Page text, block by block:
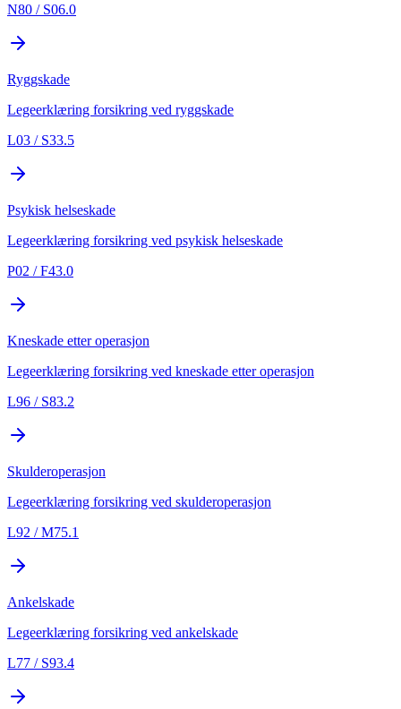
N80 / S06.0
Ryggskade
Legeerklæring forsikring ved ryggskade
L03 / S33.5
Psykisk helseskade
Legeerklæring forsikring ved psykisk helseskade
P02 / F43.0
Kneskade etter operasjon
Legeerklæring forsikring ved kneskade etter operasjon
L96 / S83.2
Skulderoperasjon
Legeerklæring forsikring ved skulderoperasjon
L92 / M75.1
Ankelskade
Legeerklæring forsikring ved ankelskade
L77 / S93.4